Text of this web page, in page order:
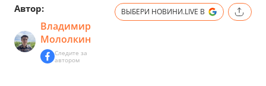
Автор:
Владимир
Мололкин
Следите за
автором
ВЫБЕРИ НОВИНИ.LIVE В